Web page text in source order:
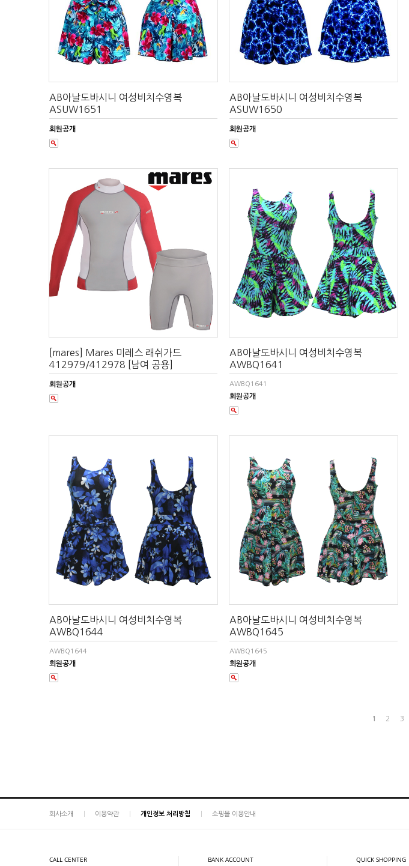
AB아날도바시니 여성비치수영복
ASUW1651
회원공개
AB아날도바시니 여성비치수영복
ASUW1650
회원공개
[mares] Mares 미레스 래쉬가드
412979/412978 [남여 공용]
회원공개
AB아날도바시니 여성비치수영복
AWBQ1641
AWBQ1641
회원공개
AB아날도바시니 여성비치수영복
AWBQ1644
AWBQ1644
회원공개
AB아날도바시니 여성비치수영복
AWBQ1645
AWBQ1645
회원공개
1 2 3
회사소개 이용약관 개인정보 처리방침 쇼핑몰 이용안내
CALL CENTER BANK ACCOUNT QUICK SHOPPING